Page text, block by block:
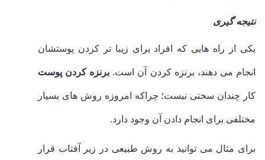
نتیجه گیری
یکی از راه هایی که افراد برای زیبا تر کردن پوستشان
انجام می دهند، برنزه کردن آن است. برنزه کردن پوست
کار چندان سختی نیست؛ چراکه امروزه روش های بسیار
مختلفی برای انجام دادن آن وجود دارد.
برای مثال می توانید به روش طبیعی در زیر آفتاب قرار